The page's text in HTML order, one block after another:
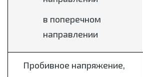
в поперечном
направлении
Пробивное напряжение,